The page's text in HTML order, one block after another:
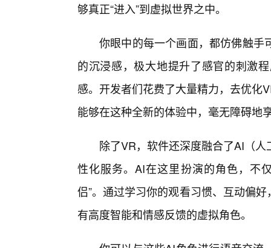
够真正“进入”到虚拟世界之中。
你眼中的每一个画面，都仿佛触手
的沉浸感，极大地提升了感官的刺激
感。开发者们花费了大量精力，去优化
能够在这种全新的体验中，毫无障碍地
除了VR，软件还深度融合了AI（
性化服务。AI在这里扮演的角色，不
侣”。通过学习你的观看习惯、互动偏
有高度智能和情感反馈的虚拟角色。